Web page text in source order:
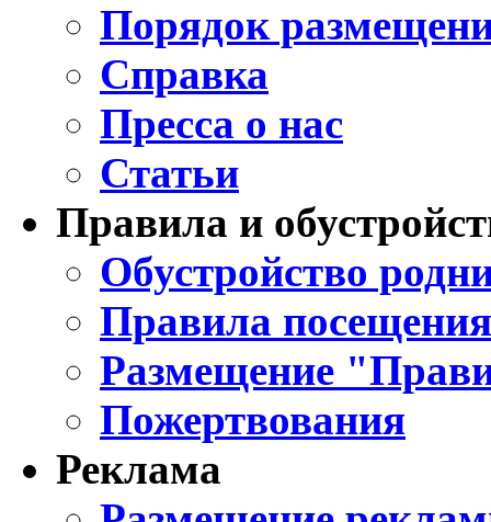
Порядок
Справка
Пресса о нас
Статьи
Правила и
Обустройство
Правила
Размещение
Пожертвования
Реклама